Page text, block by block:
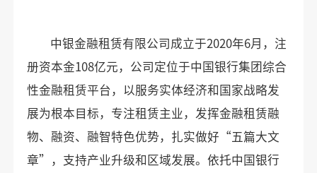
中银金融租赁有限公司成立于2020年6月，注
册资本金108亿元，公司定位于中国银行集团综合
性金融租赁平台，以服务实体经济和国家战略发
展为根本目标，专注租赁主业，发挥金融租赁融
物、融资、融智特色优势，扎实做好“五篇大文
章”，支持产业升级和区域发展。依托中国银行